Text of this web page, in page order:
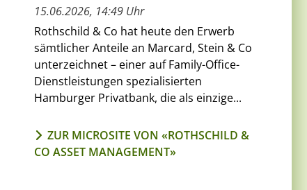
15.06.2026, 14:49 Uhr
Rothschild & Co hat heute den Erwerb
sämtlicher Anteile an Marcard, Stein & Co
unterzeichnet – einer auf Family-Office-
Dienstleistungen spezialisierten
Hamburger Privatbank, die als einzige...
ZUR MICROSITE VON «ROTHSCHILD &
CO ASSET MANAGEMENT»